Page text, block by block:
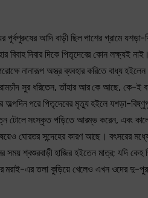
পূর্বপুরুষের আদি বাড়ী ছিল পাশের গ্রামে
দিবার দিকে পিতৃদেবের কোন লক্ষ্যই
নানারূপ অস্ত্র ব্যবহার করিতে বাধ্য
রামচাঁদ সুর ধরিতেন, তাঁহার আর কে আছে, কে-ই
অল্পদিন পরে পিতৃদেবের মৃত্যু হইলে যশড়া-
টোলে সংস্কৃত পড়িতে আরম্ভ করেন, এবং
ঘোরতর সন্দেহের কারণ আছে। বৎসরের
শ্বশুরবাড়ী হাজির হইতেন মাত্র; যদি কেহ
মরাই-এর তলা কুড়িয়ে খেলেও এখন ওদের দু-